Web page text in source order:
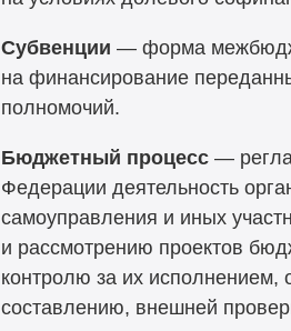
Субвенции — форма
на финансирование
полномочий.
Бюджетный процесс —
Федерации деятельность
самоуправления и иных
и рассмотрению проектов
контролю за их исполнением,
составлению, внешней